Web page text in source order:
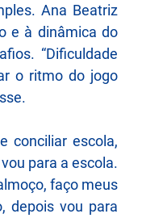
Ana Beatriz
e à dinâmica do
“Dificuldade
o ritmo do jogo
conciliar escola,
para a escola.
faço meus
depois vou para